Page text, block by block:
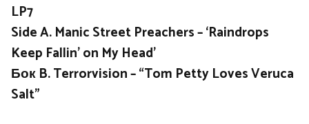
LP7
Side A. Manic Street Preachers – ‘Raindrops
Keep Fallin’ on My Head’
Бок B. Terrorvision – “Tom Petty Loves Veruca
Salt”